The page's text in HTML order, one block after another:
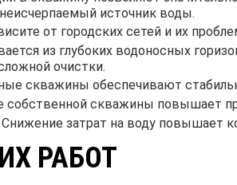
источник воды.
от городских сетей и их
из глубоких водоносных
очистки.
скважины обеспечивают
собственной скважины повышает
Снижение затрат на воду повышает
РАБОТ